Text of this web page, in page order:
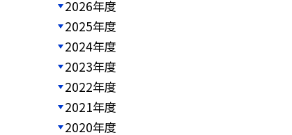
2026年度
2025年度
2024年度
2023年度
2022年度
2021年度
2020年度